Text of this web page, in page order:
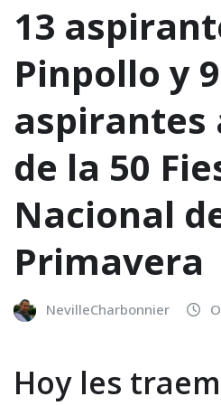
13
Pinpollo y 9
aspirantes
de la 50
Nacional
Primavera
NevilleCharbonnier
Hoy les